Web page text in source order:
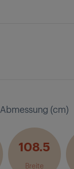
Abmessung (cm)
108.5
Breite